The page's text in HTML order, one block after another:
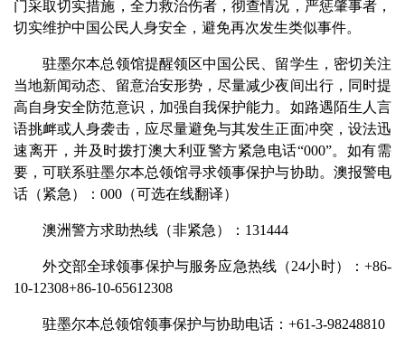
门采取切实措施，全力救治伤者，彻查情况，严惩肇事者，
切实维护中国公民人身安全，避免再次发生类似事件。
驻墨尔本总领馆提醒领区中国公民、留学生，密切关注
当地新闻动态、留意治安形势，尽量减少夜间出行，同时提
高自身安全防范意识，加强自我保护能力。如路遇陌生人言
语挑衅或人身袭击，应尽量避免与其发生正面冲突，设法迅
速离开，并及时拨打澳大利亚警方紧急电话“000”。如有需
要，可联系驻墨尔本总领馆寻求领事保护与协助。澳报警电
话（紧急）：000（可选在线翻译）
澳洲警方求助热线（非紧急）：131444
外交部全球领事保护与服务应急热线（24小时）：+86-
10-12308+86-10-65612308
驻墨尔本总领馆领事保护与协助电话：+61-3-98248810